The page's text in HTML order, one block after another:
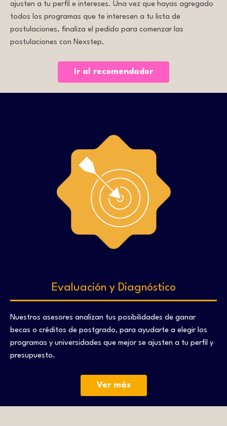
ajusten a tu perfil e intereses. Una vez que hayas agregado
todos los programas que te interesen a tu lista de
postulaciones, finaliza el pedido para comenzar las
postulaciones con Nexstep.
Ir al recomendador
Evaluación y Diagnóstico
Nuestros asesores analizan tus posibilidades de ganar
becas o créditos de postgrado, para ayudarte a elegir los
programas y universidades que mejor se ajusten a tu perfil y
presupuesto.
Ver más